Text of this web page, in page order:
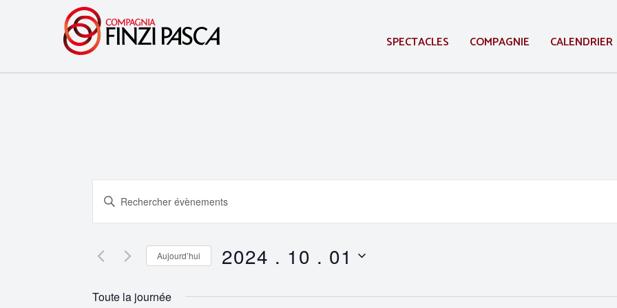
SPECTACLES COMPAGNIE CALENDRIER
Recherche
et
navigation
vues
Saisir
Rechercher
Évènements
mot-
Aujourd’hui 2024 . 10 . 01
Toute la journée